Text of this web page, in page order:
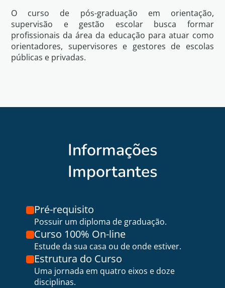
Quero Saber Mais
O curso de pós-graduação em orientação,
supervisão e gestão escolar busca formar
profissionais da área da educação para atuar como
orientadores, supervisores e gestores de escolas
públicas e privadas.
Informações
Importantes
Pré-requisito
Possuir um diploma de graduação.
Curso 100% On-line
Estude da sua casa ou de onde estiver.
Estrutura do Curso
Uma jornada em quatro eixos e doze
disciplinas.